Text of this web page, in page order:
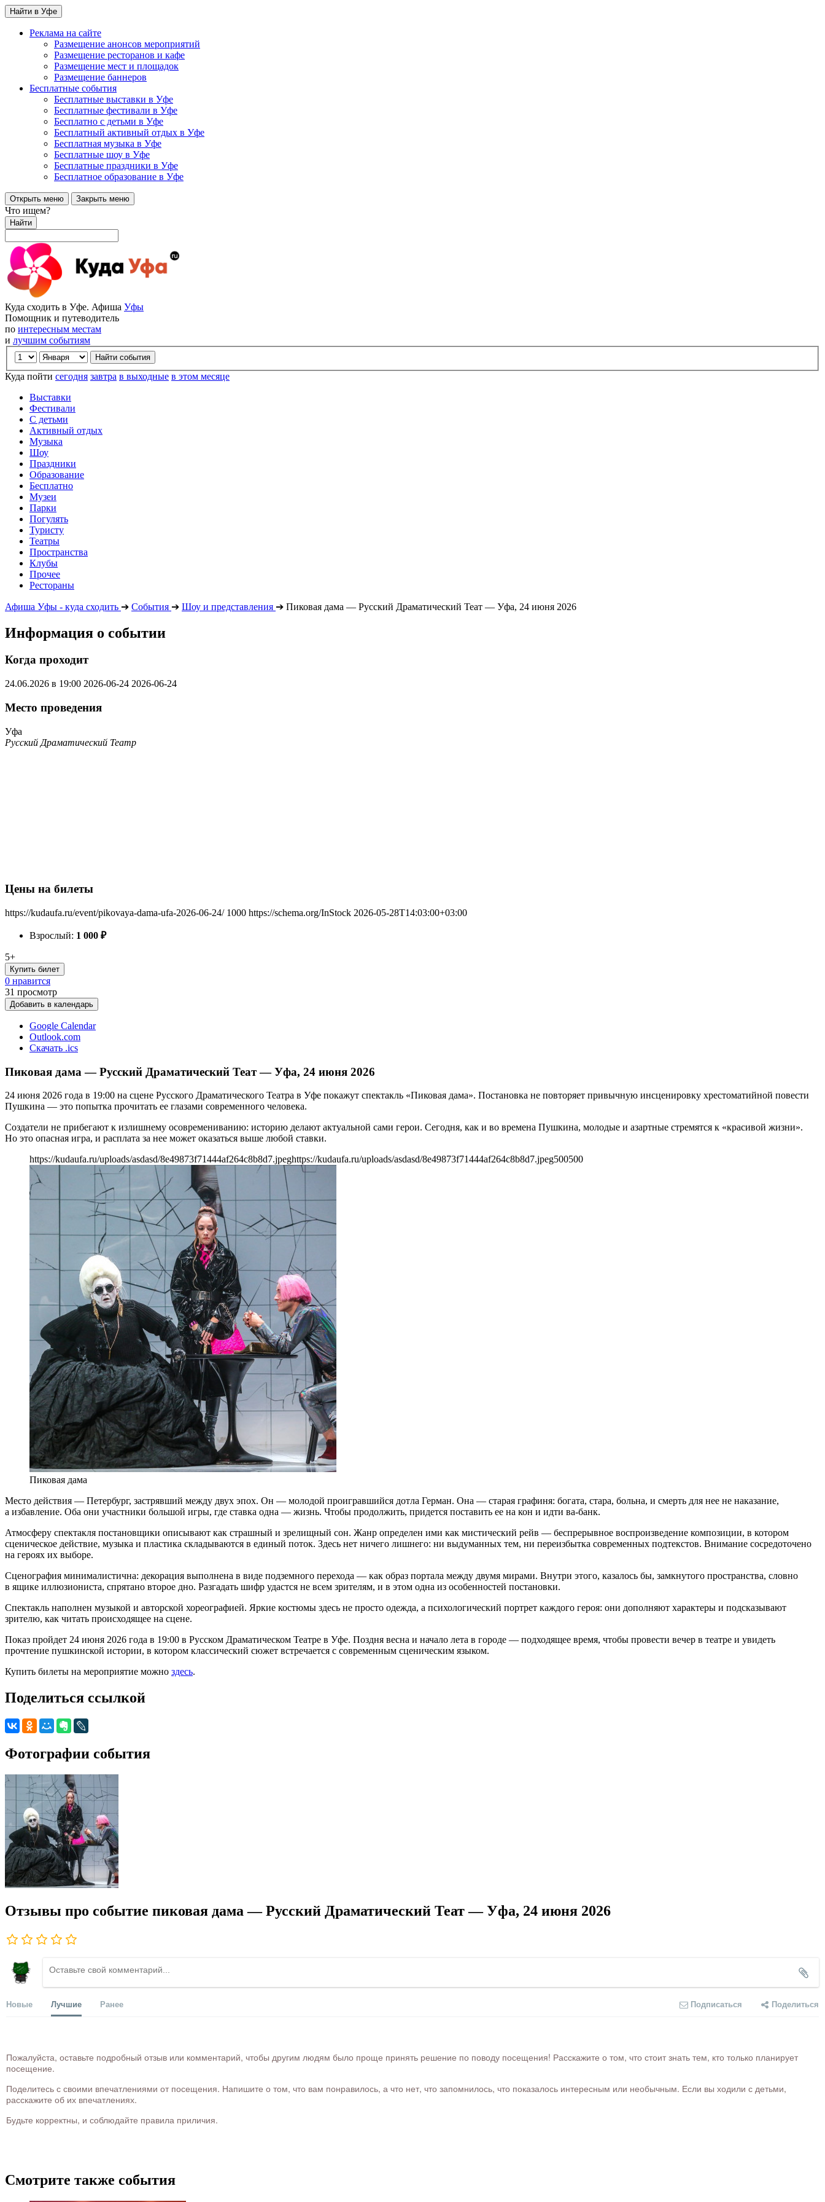
Найти в Уфе
Реклама на сайте
Размещение анонсов мероприятий
Размещение ресторанов и кафе
Размещение мест и площадок
Размещение баннеров
Бесплатные события
Бесплатные выставки в Уфе
Бесплатные фестивали в Уфе
Бесплатно с детьми в Уфе
Бесплатный активный отдых в Уфе
Бесплатная музыка в Уфе
Бесплатные шоу в Уфе
Бесплатные праздники в Уфе
Бесплатное образование в Уфе
Открыть меню Закрыть меню
Что ищем?
Найти
Куда сходить в Уфе. Афиша Уфы
Помощник и путеводитель
по интересным местам
и лучшим событиям
Куда пойти сегодня завтра в выходные в этом месяце
Выставки
Фестивали
С детьми
Активный отдых
Музыка
Шоу
Праздники
Образование
Бесплатно
Музеи
Парки
Погулять
Туристу
Театры
Пространства
Клубы
Прочее
Рестораны
Афиша Уфы - куда сходить ➔ События ➔ Шоу и представления ➔ Пиковая дама — Русский Драматический Теат — Уфа, 24 июня 2026
Информация о событии
Когда проходит
24.06.2026 в 19:00 2026-06-24 2026-06-24
Место проведения
Уфа
Русский Драматический Театр
Цены на билеты
https://kudaufa.ru/event/pikovaya-dama-ufa-2026-06-24/ 1000 https://schema.org/InStock 2026-05-28T14:03:00+03:00
Взрослый: 1 000 ₽
5+
Купить билет
0 нравится
31 просмотр
Добавить в календарь
Google Calendar
Outlook.com
Скачать .ics
Пиковая дама — Русский Драматический Теат — Уфа, 24 июня 2026
24 июня 2026 года в 19:00 на сцене Русского Драматического Театра в Уфе покажут спектакль «Пиковая дама». Постановка не повторяет привычную инсценировку хрестоматийной повести
Пушкина — это попытка прочитать ее глазами современного человека.
Создатели не прибегают к излишнему осовремениванию: историю делают актуальной сами герои. Сегодня, как и во времена Пушкина, молодые и азартные стремятся к «красивой жизни».
Но это опасная игра, и расплата за нее может оказаться выше любой ставки.
https://kudaufa.ru/uploads/asdasd/8e49873f71444af264c8b8d7.jpeghttps://kudaufa.ru/uploads/asdasd/8e49873f71444af264c8b8d7.jpeg500500
Пиковая дама
Место действия — Петербург, застрявший между двух эпох. Он — молодой проигравшийся дотла Герман. Она — старая графиня: богата, стара, больна, и смерть для нее не наказание,
а избавление. Оба они участники большой игры, где ставка одна — жизнь. Чтобы продолжить, придется поставить ее на кон и идти ва-банк.
Атмосферу спектакля постановщики описывают как страшный и зрелищный сон. Жанр определен ими как мистический рейв — беспрерывное воспроизведение композиции, в котором
сценическое действие, музыка и пластика складываются в единый поток. Здесь нет ничего лишнего: ни выдуманных тем, ни переизбытка современных подтекстов. Внимание сосредоточено
на героях их выборе.
Сценография минималистична: декорация выполнена в виде подземного перехода — как образ портала между двумя мирами. Внутри этого, казалось бы, замкнутого пространства, словно
в ящике иллюзиониста, спрятано второе дно. Разгадать шифр удастся не всем зрителям, и в этом одна из особенностей постановки.
Спектакль наполнен музыкой и авторской хореографией. Яркие костюмы здесь не просто одежда, а психологический портрет каждого героя: они дополняют характеры и подсказывают
зрителю, как читать происходящее на сцене.
Показ пройдет 24 июня 2026 года в 19:00 в Русском Драматическом Театре в Уфе. Поздня весна и начало лета в городе — подходящее время, чтобы провести вечер в театре и увидеть
прочтение пушкинской истории, в котором классический сюжет встречается с современным сценическим языком.
Купить билеты на мероприятие можно здесь.
Поделиться ссылкой
Фотографии события
Отзывы про событие пиковая дама — Русский Драматический Теат — Уфа, 24 июня 2026
Новые Лучшие Ранее Подписаться Поделиться
Пожалуйста, оставьте подробный отзыв или комментарий, чтобы другим людям было проще принять решение по поводу посещения! Расскажите о том, что стоит знать тем, кто только планирует
посещение.
Поделитесь с своими впечатлениями от посещения. Напишите о том, что вам понравилось, а что нет, что запомнилось, что показалось интересным или необычным. Если вы ходили с детьми,
расскажите об их впечатлениях.
Будьте корректны, и соблюдайте правила приличия.
Смотрите также события